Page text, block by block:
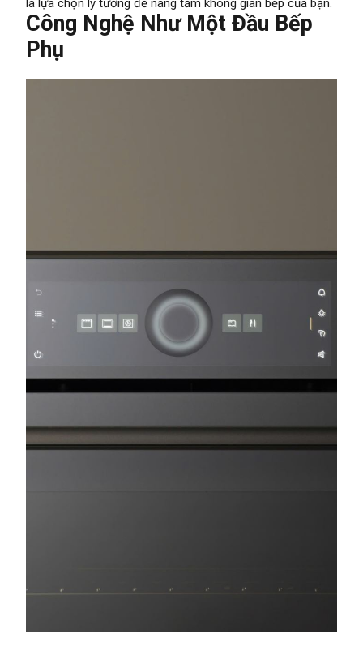
là lựa chọn lý tưởng để nâng tầm không gian bếp của bạn.
Công Nghệ Như Một Đầu Bếp
Phụ